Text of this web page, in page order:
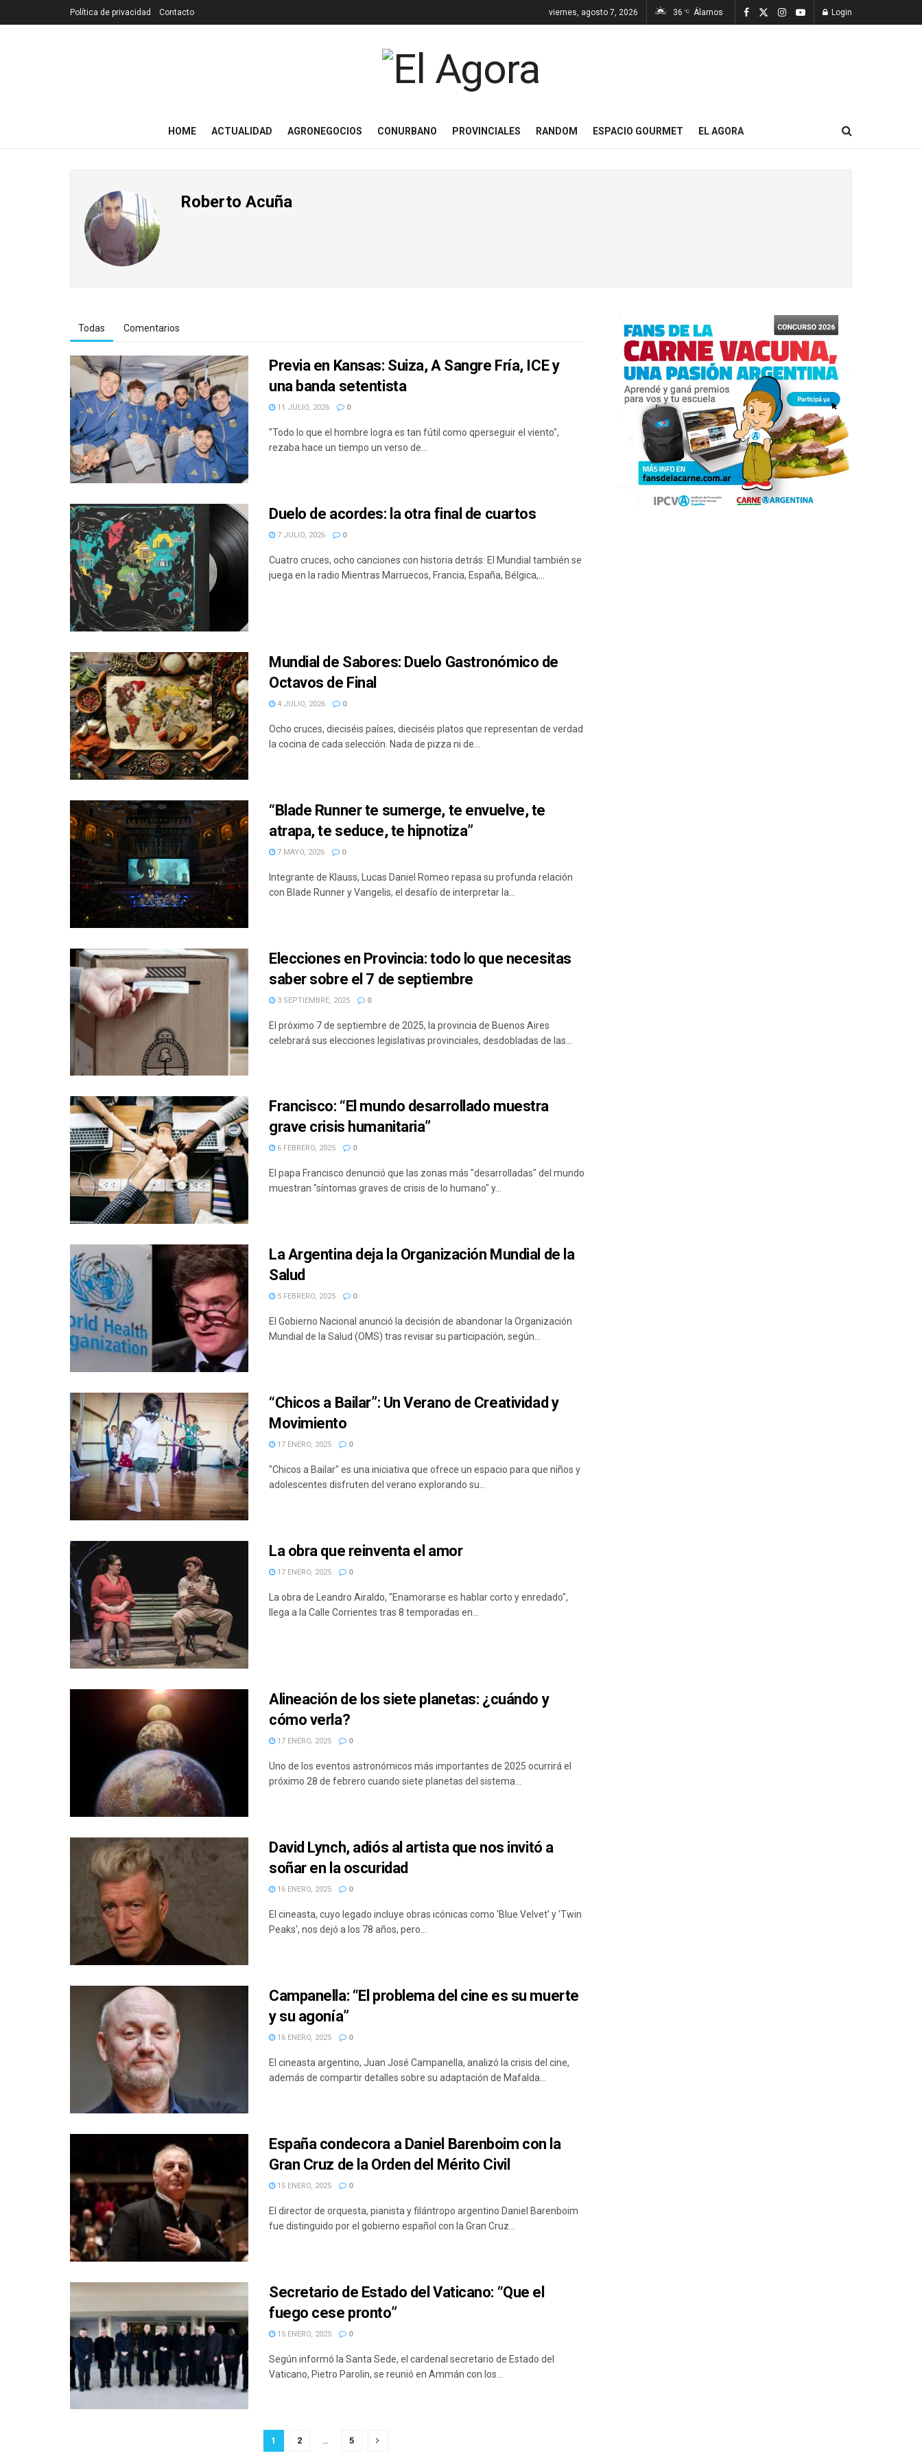
Política de privacidad Contacto viernes, agosto 7, 2026 36 °C Álamos Login
HOME ACTUALIDAD AGRONEGOCIOS CONURBANO PROVINCIALES RANDOM ESPACIO GOURMET EL AGORA
Roberto Acuña
Todas Comentarios
Previa en Kansas: Suiza, A Sangre Fría, ICE y
una banda setentista
11 JULIO, 2026 0
"Todo lo que el hombre logra es tan fútil como qperseguir el viento",
rezaba hace un tiempo un verso de...
Duelo de acordes: la otra final de cuartos
7 JULIO, 2026 0
Cuatro cruces, ocho canciones con historia detrás: El Mundial también se
juega en la radio Mientras Marruecos, Francia, España, Bélgica,...
Mundial de Sabores: Duelo Gastronómico de
Octavos de Final
4 JULIO, 2026 0
Ocho cruces, dieciséis países, dieciséis platos que representan de verdad
la cocina de cada selección. Nada de pizza ni de...
“Blade Runner te sumerge, te envuelve, te
atrapa, te seduce, te hipnotiza”
7 MAYO, 2026 0
Integrante de Klauss, Lucas Daniel Romeo repasa su profunda relación
con Blade Runner y Vangelis, el desafío de interpretar la...
Elecciones en Provincia: todo lo que necesitas
saber sobre el 7 de septiembre
3 SEPTIEMBRE, 2025 0
El próximo 7 de septiembre de 2025, la provincia de Buenos Aires
celebrará sus elecciones legislativas provinciales, desdobladas de las...
Francisco: “El mundo desarrollado muestra
grave crisis humanitaria”
6 FEBRERO, 2025 0
El papa Francisco denunció que las zonas más "desarrolladas" del mundo
muestran "síntomas graves de crisis de lo humano" y...
La Argentina deja la Organización Mundial de la
Salud
5 FEBRERO, 2025 0
El Gobierno Nacional anunció la decisión de abandonar la Organización
Mundial de la Salud (OMS) tras revisar su participación, según...
“Chicos a Bailar”: Un Verano de Creatividad y
Movimiento
17 ENERO, 2025 0
"Chicos a Bailar" es una iniciativa que ofrece un espacio para que niños y
adolescentes disfruten del verano explorando su...
La obra que reinventa el amor
17 ENERO, 2025 0
La obra de Leandro Airaldo, "Enamorarse es hablar corto y enredado",
llega a la Calle Corrientes tras 8 temporadas en...
Alineación de los siete planetas: ¿cuándo y
cómo verla?
17 ENERO, 2025 0
Uno de los eventos astronómicos más importantes de 2025 ocurrirá el
próximo 28 de febrero cuando siete planetas del sistema...
David Lynch, adiós al artista que nos invitó a
soñar en la oscuridad
16 ENERO, 2025 0
El cineasta, cuyo legado incluye obras icónicas como 'Blue Velvet' y 'Twin
Peaks', nos dejó a los 78 años, pero...
Campanella: “El problema del cine es su muerte
y su agonía”
16 ENERO, 2025 0
El cineasta argentino, Juan José Campanella, analizó la crisis del cine,
además de compartir detalles sobre su adaptación de Mafalda...
España condecora a Daniel Barenboim con la
Gran Cruz de la Orden del Mérito Civil
15 ENERO, 2025 0
El director de orquesta, pianista y filántropo argentino Daniel Barenboim
fue distinguido por el gobierno español con la Gran Cruz...
Secretario de Estado del Vaticano: “Que el
fuego cese pronto”
15 ENERO, 2025 0
Según informó la Santa Sede, el cardenal secretario de Estado del
Vaticano, Pietro Parolin, se reunió en Ammán con los...
1 2 … 5